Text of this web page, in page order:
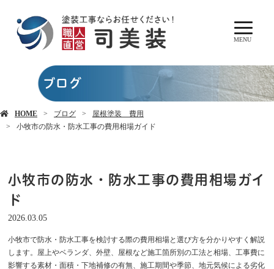
MENU
ブログ
HOME ブログ
屋根塗装 費用
小牧市の防水・防水工事の費用相場ガイド
小牧市の防水・防水工事の費用相場ガイ
ド
2026.03.05
小牧市で防水・防水工事を検討する際の費用相場と選び方を分かりやすく解説
します。屋上やベランダ、外壁、屋根など施工箇所別の工法と相場、工事費に
影響する素材・面積・下地補修の有無、施工期間や季節、地元気候による劣化